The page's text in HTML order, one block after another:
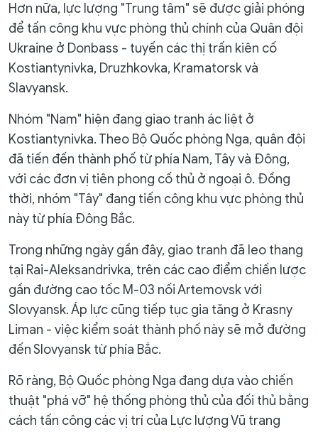
Hơn nữa, lực lượng "Trung tâm" sẽ được giải phóng
để tấn công khu vực phòng thủ chính của Quân đội
Ukraine ở Donbass - tuyến các thị trấn kiên cố
Kostiantynivka, Druzhkovka, Kramatorsk và
Slavyansk.
Nhóm "Nam" hiện đang giao tranh ác liệt ở
Kostiantynivka. Theo Bộ Quốc phòng Nga, quân đội
đã tiến đến thành phố từ phía Nam, Tây và Đông,
với các đơn vị tiên phong cố thủ ở ngoại ô. Đồng
thời, nhóm "Tây" đang tiến công khu vực phòng thủ
này từ phía Đông Bắc.
Trong những ngày gần đây, giao tranh đã leo thang
tại Rai-Aleksandrivka, trên các cao điểm chiến lược
gần đường cao tốc M-03 nối Artemovsk với
Slovyansk. Áp lực cũng tiếp tục gia tăng ở Krasny
Liman - việc kiểm soát thành phố này sẽ mở đường
đến Slovyansk từ phía Bắc.
Rõ ràng, Bộ Quốc phòng Nga đang dựa vào chiến
thuật "phá vỡ" hệ thống phòng thủ của đối thủ bằng
cách tấn công các vị trí của Lực lượng Vũ trang